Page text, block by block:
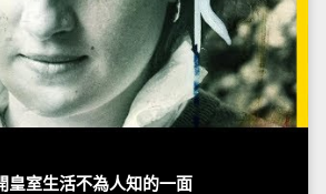
皇室生活不為人知的一面